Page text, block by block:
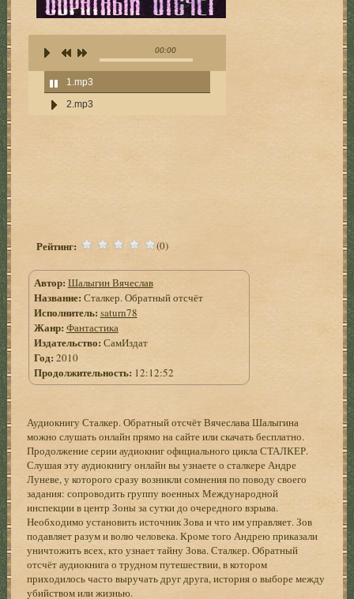
00:00
1.mp3
2.mp3
Рейтинг: (0)
Автор: Шалыгин Вячеслав
Название: Сталкер. Обратный отсчёт
Исполнитель: saturn78
Жанр: Фантастика
Издательство: СамИздат
Год: 2010
Продолжительность: 12:12:52
Аудиокнигу Сталкер. Обратный отсчёт Вячеслава Шалыгина
можно слушать онлайн прямо на сайте или скачать бесплатно.
Продолжение серии аудиокниг официального цикла СТАЛКЕР.
Слушая эту аудиокнигу онлайн вы узнаете о сталкере Андре
Луневе, у которого сразу возникли сомнения по поводу своего
задания: сопроводить группу военных Международной
инспекции в центр Зоны за сутки до очередного взрыва.
Необходимо установить источник Зова и что им управляет. Зов
подавляет разум и волю человека. Кроме того Андрею приказали
уничтожить всех, кто узнает тайну Зова. Сталкер. Обратный
отсчёт аудиокнига о трудном путешествии, в котором
приходилось часто выручать друг друга, история о выборе между
убийством или жизнью.